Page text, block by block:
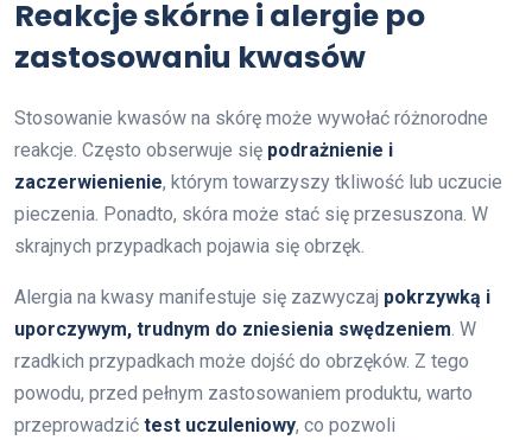
Reakcje skórne i alergie po
zastosowaniu kwasów
Stosowanie kwasów na skórę może wywołać różnorodne
reakcje. Często obserwuje się podrażnienie i
zaczerwienienie, którym towarzyszy tkliwość lub uczucie
pieczenia. Ponadto, skóra może stać się przesuszona. W
skrajnych przypadkach pojawia się obrzęk.
Alergia na kwasy manifestuje się zazwyczaj pokrzywką i
uporczywym, trudnym do zniesienia swędzeniem. W
rzadkich przypadkach może dojść do obrzęków. Z tego
powodu, przed pełnym zastosowaniem produktu, warto
przeprowadzić test uczuleniowy, co pozwoli